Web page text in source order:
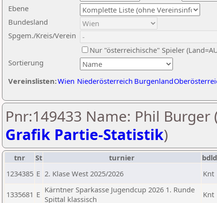
Ebene
Sortierung
Bundesland
Spgem./Kreis/Verein
Nur "österreichische" Spieler
Vereinslisten:Wien Niederösterreich Burgenland
Pnr:149433 Name: Phil Burger
Grafik Partie-Statistik)
tnr St turnier
bdld
1234385 E 2. Klase West 2025/2026 Knt
1335681 E Kärntner Sparkasse Jugendcup 2026 1. Runde
Spittal klassisch
Knt